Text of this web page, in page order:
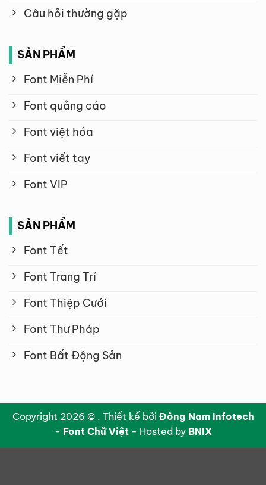
Câu hỏi thường gặp
SẢN PHẨM
Font Miễn Phí
Font quảng cáo
Font việt hóa
Font viết tay
Font VIP
SẢN PHẨM
Font Tết
Font Trang Trí
Font Thiệp Cưới
Font Thư Pháp
Font Bất Động Sản
Copyright 2026 © . Thiết kế bởi Đông Nam Infotech
- Font Chữ Việt- Hosted by BNIX